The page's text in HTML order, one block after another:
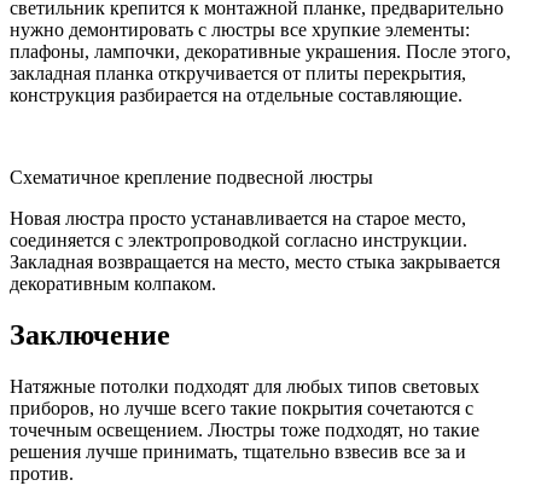
светильник крепится к монтажной планке, предварительно
нужно демонтировать с люстры все хрупкие элементы:
плафоны, лампочки, декоративные украшения. После этого,
закладная планка откручивается от плиты перекрытия,
конструкция разбирается на отдельные составляющие.
Схематичное крепление подвесной люстры
Новая люстра просто устанавливается на старое место,
соединяется с электропроводкой согласно инструкции.
Закладная возвращается на место, место стыка закрывается
декоративным колпаком.
Заключение
Натяжные потолки подходят для любых типов световых
приборов, но лучше всего такие покрытия сочетаются с
точечным освещением. Люстры тоже подходят, но такие
решения лучше принимать, тщательно взвесив все за и
против.